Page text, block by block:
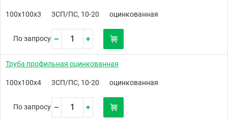
100х100х3 3СП/ПС, 10-20 оцинкованная
По запросу
Труба профильная оцинкованная
100х100х4 3СП/ПС, 10-20 оцинкованная
По запросу